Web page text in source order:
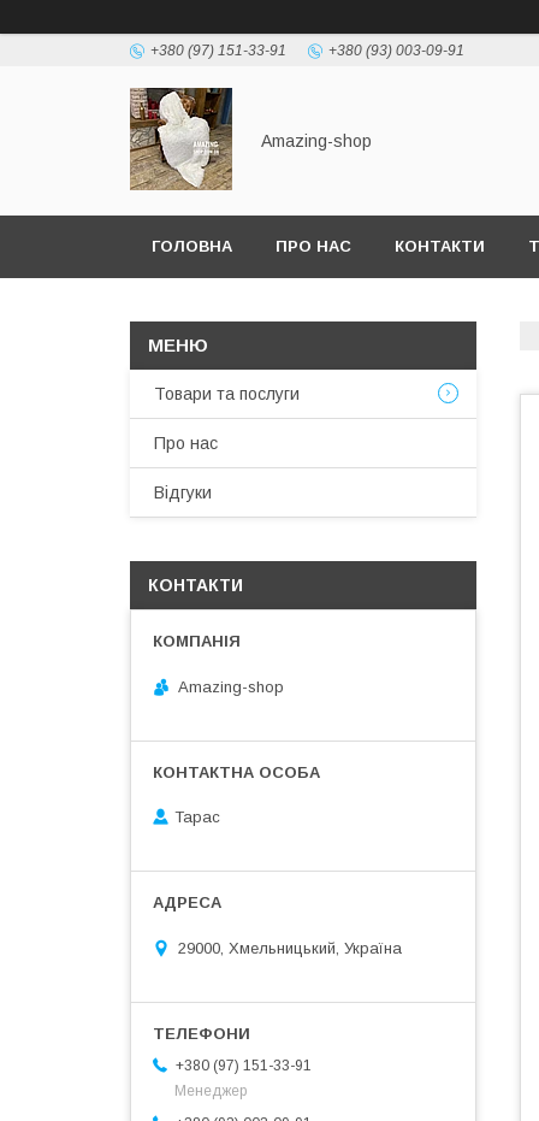
+380 (97) 151-33-91 +380 (93) 003-09-91
Amazing-shop
ГОЛОВНА ПРО НАС КОНТАКТИ
Товари та послуги
Про нас
Відгуки
КОНТАКТИ
Amazing-shop
Тарас
29000, Хмельницький, Україна
+380 (97) 151-33-91
Менеджер